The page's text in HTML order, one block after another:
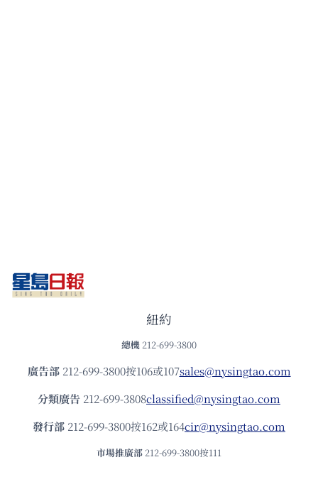
紐約
總機 212-699-3800
廣告部212-699-3800按106或107sales@nysingtao.com
分類廣告 212-699-3808classified@nysingtao.com
發⾏部 212-699-3800按162或164cir@nysingtao.com
市場推廣部 212-699-3800按111